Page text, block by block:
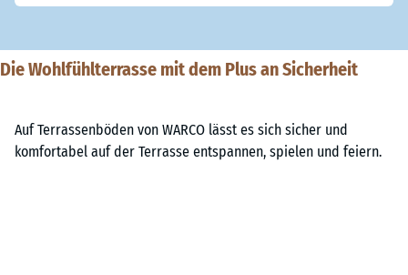
Die Wohlfühlterrasse mit dem Plus an Sicherheit
Auf Terrassenböden von WARCO lässt es sich sicher und
komfortabel auf der Terrasse entspannen, spielen und feiern.